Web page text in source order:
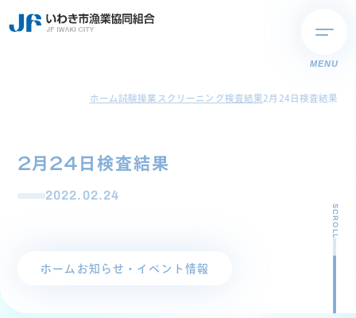
MENU
ホーム試験操業スクリーニング検査結果2月24日検査結果
2月24日検査結果
2022.02.24
ホーム お知らせ・イベント情報
SCROLL